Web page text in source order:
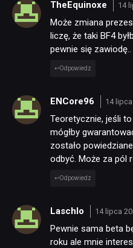
TheEquinoxe 14
Może zmiana
liczę, że taki BF4
pewnie się zawiodę..
Odpowiedz
ENCore96 14
Teoretycznie, jeśli
mógłby
zostało
odbyć. Może za pól
Odpowiedz
Laschlo 14 lipca
Pewnie sama beta
roku ale mnie